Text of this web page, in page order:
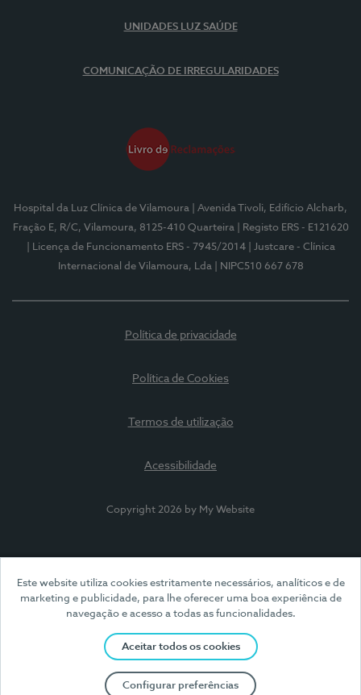
Este website utiliza cookies estritamente necessários, analíticos e de
marketing e publicidade, para lhe oferecer uma boa experiência de
navegação e acesso a todas as funcionalidades.
Aceitar todos os cookies
Configurar preferências
UNIDADES LUZ SAÚDE
COMUNICAÇÃO DE IRREGULARIDADES
Hospital da Luz Clínica de Vilamoura
| Avenida Tivoli, Edifício Alcharb,
Fração E, R/C, Vilamoura, 8125-410 Quarteira
| Registo ERS - E121620
| Licença de Funcionamento ERS - 7945/2014
| Justcare - Clínica
Internacional de Vilamoura, Lda
| NIPC510 667 678
Política de privacidade
Política de Cookies
Termos de utilização
Acessibilidade
Copyright 2026 by My Website